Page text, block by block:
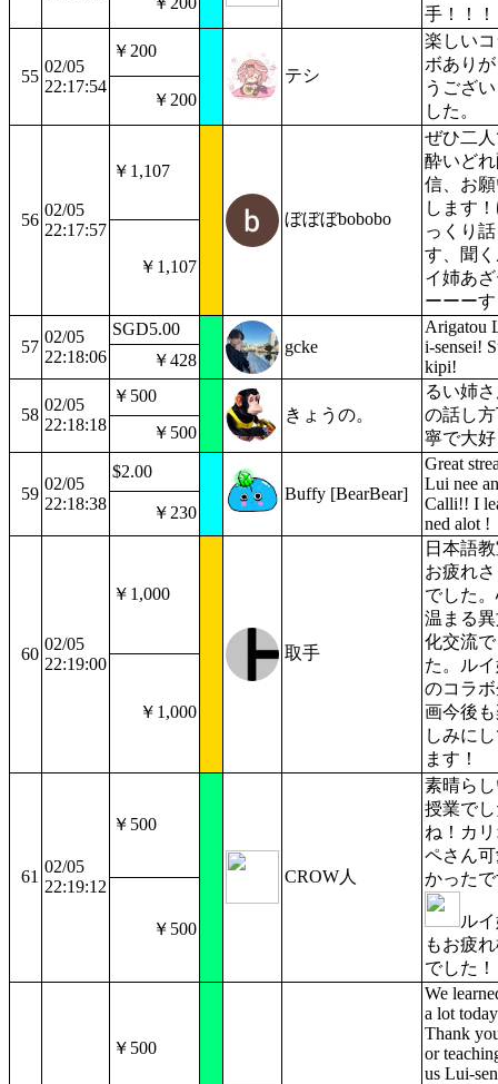
手！！
55
02/05
22:17:54
￥200
テシ
楽しい
ボあり
うござ
した。
￥200
56
02/05
22:17:57
￥1,107
ぼぼぼbobobo
ぜひ二
酔いど
信、お
します
っくり話
す、聞
イ姉あ
ーーー
￥1,107
57
02/05
22:18:06
SGD5.00
gcke
Arigatou
i-sensei!
kipi!
￥428
58
02/05
22:18:18
￥500
きょうの。
るい姉
の話し
寧で大
￥500
59
02/05
22:18:38
$2.00
Buffy [BearBear]
Great
Lui nee
Calli!! I
ned alot !
￥230
60
02/05
22:19:00
￥1,000
取手
日本語
お疲れ
でした
温まる
化交流
た。ル
のコラ
画今後
しみに
ます！
￥1,000
61
02/05
22:19:12
￥500
CROW人
素晴ら
授業で
ね！カ
ペさん
かった
ル
もお疲
でした！
￥500
￥500
We
a lot
Thank
or
us Lui-